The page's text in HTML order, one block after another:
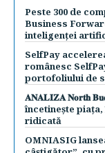
Peste 300 de
Business
inteligenței
SelfPay
românesc
portofoliului de
𝐀𝐍𝐀𝐋𝐈𝐙𝐀 𝐍𝐨𝐫𝐭𝐡
încetinește
ridicată
OMNIASIG